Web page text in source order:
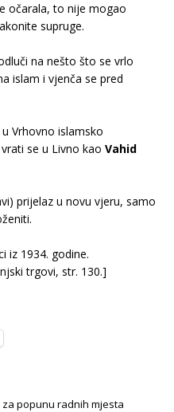
očarala, to nije mogao
supruge.
na nešto što se vrlo
islam i vjenča se pred
Vrhovno islamsko
se u Livno kao Vahid
prijelaz u novu vjeru, samo
iz 1934. godine.
trgovi, str. 130.]
za popunu radnih mjesta